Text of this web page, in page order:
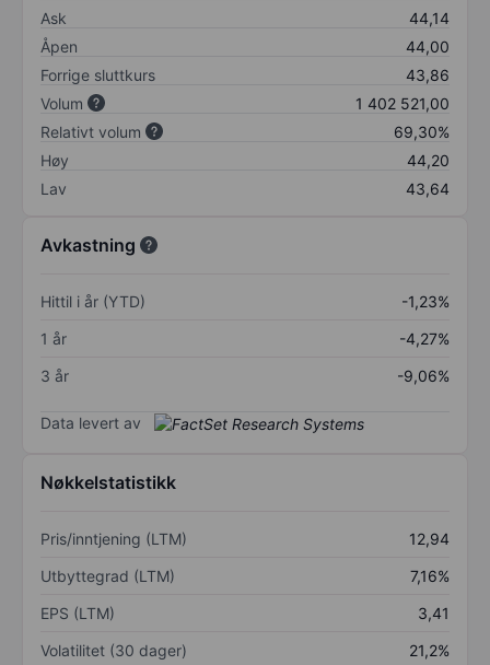
Ask
44,14
Åpen
44,00
Forrige sluttkurs
43,86
Volum
1 402 521,00
Relativt volum
69,30%
Høy
44,20
Lav
43,64
Avkastning
Hittil i år (YTD)
-1,23%
1 år
-4,27%
3 år
-9,06%
Data levert av
Nøkkelstatistikk
Pris/inntjening (LTM)
12,94
Utbyttegrad (LTM)
7,16%
EPS (LTM)
3,41
Volatilitet (30 dager)
21,2%